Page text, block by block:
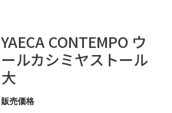
YAECA CONTEMPO ウ
ールカシミヤストール
大
販売価格